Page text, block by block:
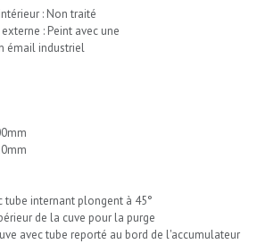
: Non traité
: Peint avec une
émail industriel
tube internant plongent à 45°
de la cuve pour la purge
avec tube reporté au bord de l'accumulateur